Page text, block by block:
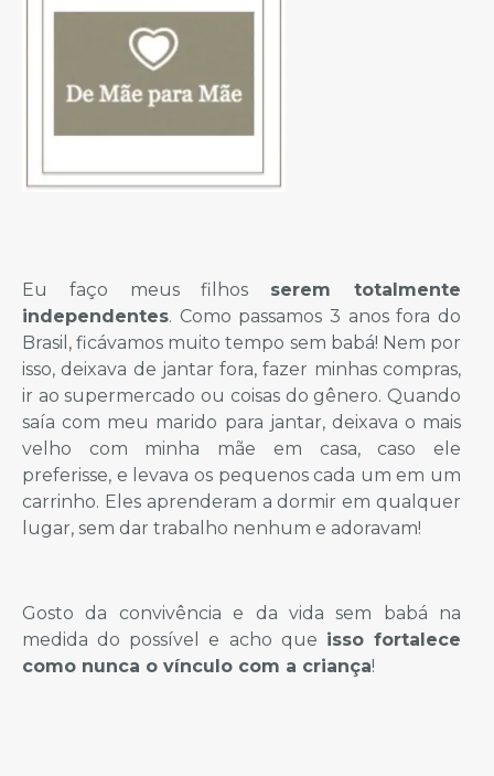
Eu faço meus filhos serem totalmente
independentes. Como passamos 3 anos fora do
Brasil, ficávamos muito tempo sem babá! Nem por
isso, deixava de jantar fora, fazer minhas compras,
ir ao supermercado ou coisas do gênero. Quando
saía com meu marido para jantar, deixava o mais
velho com minha mãe em casa, caso ele
preferisse, e levava os pequenos cada um em um
carrinho. Eles aprenderam a dormir em qualquer
lugar, sem dar trabalho nenhum e adoravam!
Gosto da convivência e da vida sem babá na
medida do possível e acho que isso fortalece
como nunca o vínculo com a criança!